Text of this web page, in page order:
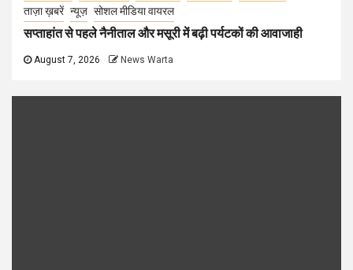
ताज़ा ख़बरें न्यूज़ सोशल मीडिया वायरल
सप्ताहांत से पहले नैनीताल और मसूरी में बढ़ी पर्यटकों की आवाजाही
August 7, 2026 News Warta